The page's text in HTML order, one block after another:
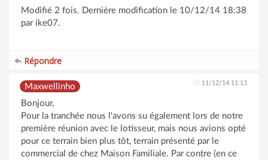
Modifié 2 fois. Dernière modification le 10/12/14 18:38
par ike07.
Répondre
Maxwellinho 11/12/14 11:13
Bonjour,
Pour la tranchée nous l'avons su également lors de notre
première réunion avec le lotisseur, mais nous avions opté
pour ce terrain bien plus tôt, terrain présenté par le
commercial de chez Maison Familiale. Par contre (en ce